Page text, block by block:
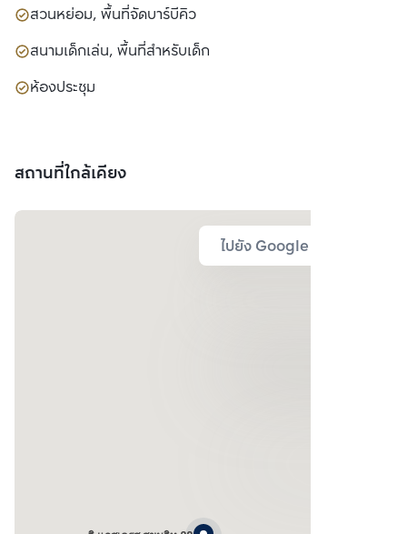
สวนหย่อม, พื้นที่จัดบาร์บีคิว
สนามเด็กเล่น, พื้นที่สำหรับเด็ก
ห้องประชุม
สถานที่ใกล้เคียง
ไปยัง Google Map